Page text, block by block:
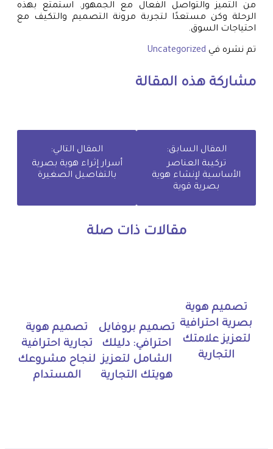
من التميز والتواصل الفعال مع الجمهور. استمتع بهذه
الرحلة وكن مستعدًا لتجربة مرونة التصميم والتكيف مع
احتياجات السوق.
تم نشره في Uncategorized
مشاركة هذه المقالة
المقال السابق:
تركيبة العناصر
الأساسية لإنشاء هوية
بصرية قوية
المقال التالي:
أسرار إثراء هوية بصرية
بالتفاصيل الصغيرة
مقالات ذات صلة
تصميم هوية
بصرية احترافية
لتعزيز علامتك
التجارية
تصميم بروفايل
احترافي: دليلك
الشامل لتعزيز
هويتك التجارية
تصميم هوية
تجارية احترافية
لنجاح مشروعك
المستدام